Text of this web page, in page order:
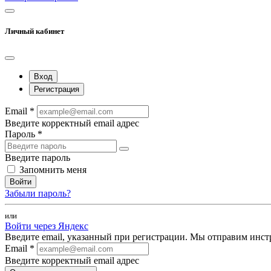
Личный кабинет
Вход
Регистрация
Email *
Введите корректный email адрес
Пароль *
Введите пароль
Запомнить меня
Войти
Забыли пароль?
или
Войти через Яндекс
Введите email, указанный при регистрации. Мы отправим
Email *
Введите корректный email адрес